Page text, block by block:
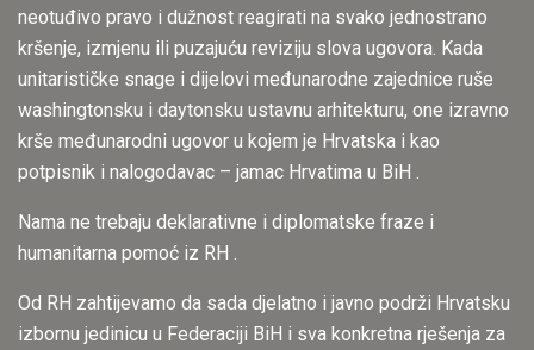
neotuđivo pravo i dužnost reagirati na svako jednostrano
kršenje, izmjenu ili puzajuću reviziju slova ugovora. Kada
unitarističke snage i dijelovi međunarodne zajednice ruše
washingtonsku i daytonsku ustavnu arhitekturu, one izravno
krše međunarodni ugovor u kojem je Hrvatska i kao
potpisnik i nalogodavac – jamac Hrvatima u BiH .
Nama ne trebaju deklarativne i diplomatske fraze i
humanitarna pomoć iz RH .
Od RH zahtijevamo da sada djelatno i javno podrži Hrvatsku
izbornu jedinicu u Federaciji BiH i sva konkretna rješenja za